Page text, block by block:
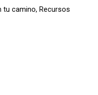
tu camino, Recursos